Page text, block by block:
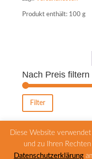
Produkt enthält: 100 g
Nach Preis filtern
Filter
Diese Website
und zu Ihren
Datenschutzerklärung